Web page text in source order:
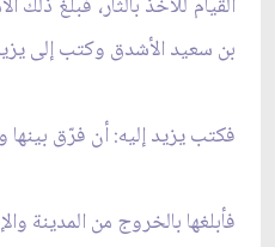
بن سعيد الأشدق وكتب إلى
فكتب يزيد إليه: أن فرّق بينها
فأبلغها بالخروج من المدينة